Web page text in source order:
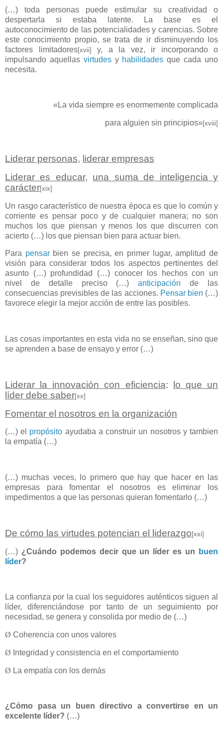
(…) toda personas puede estimular su creatividad o
despertarla si estaba latente. La base es el
autoconocimiento de las potencialidades y carencias. Sobre
este conocimiento propio, se trata de ir disminuyendo los
factores limitadores[xvii]
y, a la vez, ir incorporando o
impulsando aquellas virtudesy habilidades que cada uno
necesita.
«La vida siempre es enormemente complicada
para alguien sin principios»[xviii]
Liderar personas, liderar empresas
Liderar es educar, una suma de inteligencia y
carácter[xix]
Un rasgo característico de nuestra época es que lo común y
corriente es pensar poco y de cualquier manera; no son
muchos los que piensan y menos los que discurren con
acierto (…) los que piensan bien para actuar bien.
Para pensarbien se precisa, en primer lugar, amplitud de
visión para considerar todos los aspectos pertinentes del
asunto (…) profundidad (…) conocer los hechos con un
nivel de detalle preciso (…)anticipación de las
consecuencias previsibles de las acciones. Pensar bien (…)
favorece elegir la mejor acción de entre las posibles.
Las cosas importantes en esta vida no se enseñan, sino que
se aprenden a base de ensayo y error (…)
Liderar la innovación con eficiencia: lo que un
líder debe saber[xx]
Fomentar el nosotros en la organización
(…) el propósito ayudaba a construir un nosotros y tambien
la empatía (…)
(…) muchas veces, lo primero que hay que hacer en las
empresas para fomentar el nosotros es eliminar los
impedimentos a que las personas quieran fomentarlo (…)
De cómo las virtudes potencian el liderazgo[xxi]
(…) ¿Cuándo podemos decir que un líder es un
buen
líder?
La confianza por la cual los seguidores auténticos siguen al
líder, diferenciándose por tanto de un seguimiento por
necesidad, se genera y consolida por medio de (…)
Ø Coherencia con unos valores
Ø Integridad y consistencia en el comportamiento
Ø La empatía con los demás
¿Cómo pasa un buen directivo a convertirse en un
excelente líder? (…)